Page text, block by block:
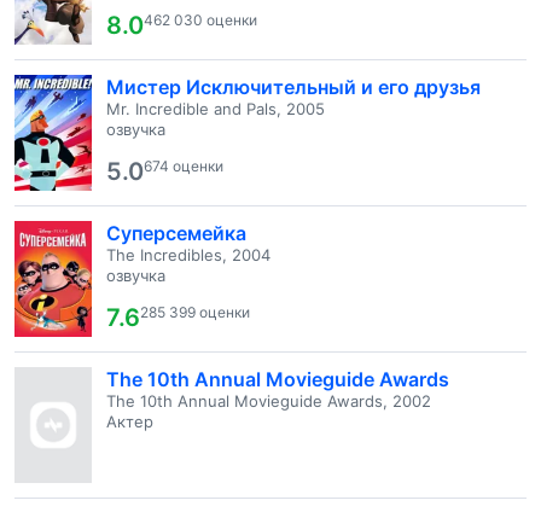
8.0462 030 оценки
Мистер Исключительный и его друзья
Mr. Incredible and Pals, 2005
озвучка
5.0674 оценки
Суперсемейка
The Incredibles, 2004
озвучка
7.6285 399 оценки
The 10th Annual Movieguide Awards
The 10th Annual Movieguide Awards, 2002
Актер